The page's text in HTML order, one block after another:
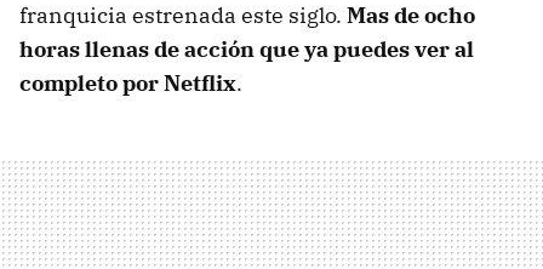
franquicia estrenada este siglo. Mas de ocho
horas llenas de acción que ya puedes ver al
completo por Netflix.